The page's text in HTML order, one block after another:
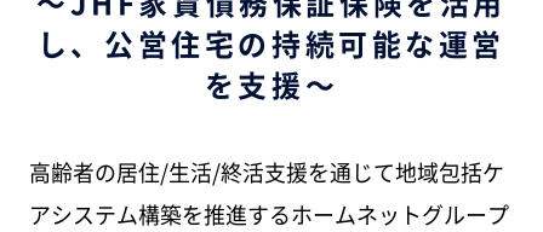
し、公営住宅の持続可能な運営
を支援～
高齢者の居住/生活/終活支援を通じて地域包括ケ
アシステム構築を推進するホームネットグループ